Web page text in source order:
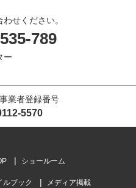
せください。
789
ー
業者登録番号
5570
ショールーム
ルブック メディア掲載